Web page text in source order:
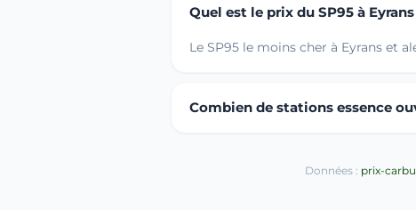
Quel est le prix du SP95 à Eyrans
Le SP95 le moins cher à Eyrans et
Combien de stations essence
Données : prix-